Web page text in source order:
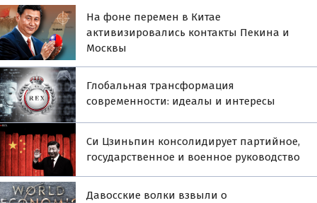
На фоне перемен в Китае
активизировались контакты Пекина и
Москвы
Глобальная трансформация
современности: идеалы и интересы
Си Цзиньпин консолидирует партийное,
государственное и военное руководство
Давосские волки взвыли о